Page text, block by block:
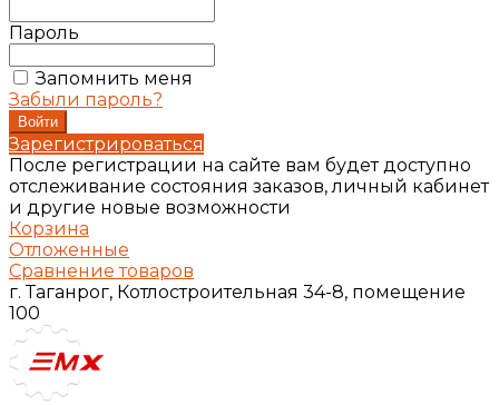
Пароль
Запомнить меня
Забыли пароль?
Зарегистрироваться
После регистрации на сайте вам будет доступно
отслеживание состояния заказов, личный кабинет
и другие новые возможности
Корзина
Отложенные
Сравнение товаров
г. Таганрог, Котлостроительная 34-8, помещение
100